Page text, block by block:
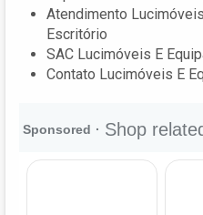
Atendimento
Escritório
SAC Lucimóveis E
Contato Lucimóveis E